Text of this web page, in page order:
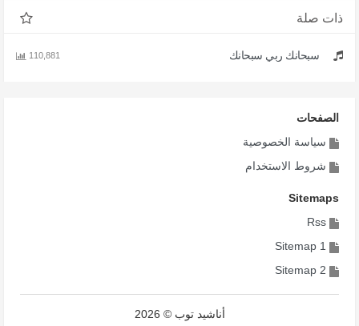
ذات صلة
سبحانك ربي سبحانك 110,881
الصفحات
سياسة الخصوصية
شروط الاستخدام
Sitemaps
Rss
Sitemap 1
Sitemap 2
أناشيد توب © 2026